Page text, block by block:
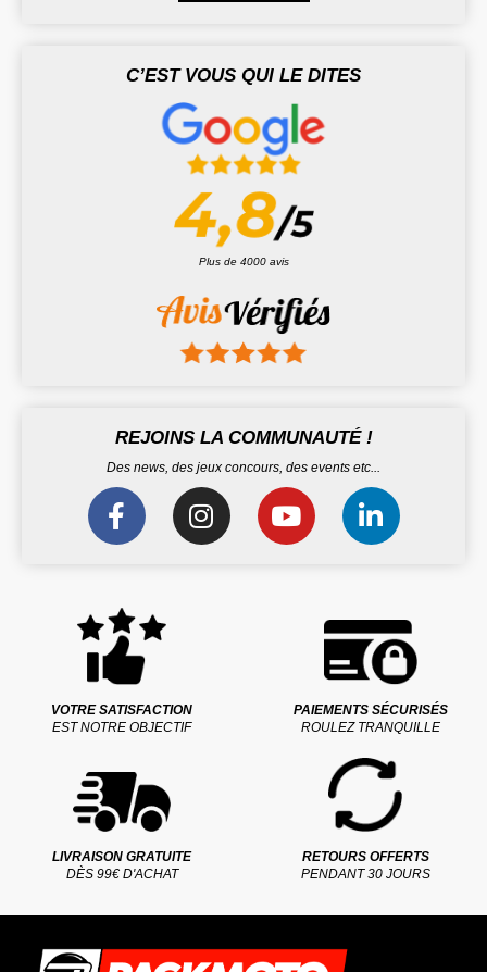
C’EST VOUS QUI LE DITES
Plus de 4000 avis
REJOINS LA COMMUNAUTÉ !
Des news, des jeux concours, des events etc...
VOTRE SATISFACTION
EST NOTRE OBJECTIF
PAIEMENTS SÉCURISÉS
ROULEZ TRANQUILLE
LIVRAISON GRATUITE
DÈS 99€ D'ACHAT
RETOURS OFFERTS
PENDANT 30 JOURS